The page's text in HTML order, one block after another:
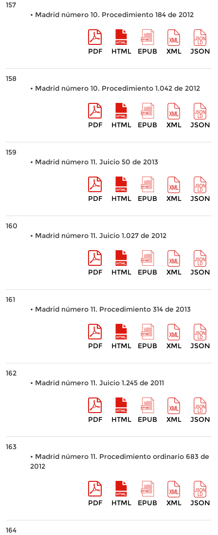
157
• Madrid número 10. Procedimiento 184 de 2012
PDF HTML EPUB XML JSON
158
• Madrid número 10. Procedimiento 1.042 de 2012
PDF HTML EPUB XML JSON
159
• Madrid número 11. Juicio 50 de 2013
PDF HTML EPUB XML JSON
160
• Madrid número 11. Juicio 1.027 de 2012
PDF HTML EPUB XML JSON
161
• Madrid número 11. Procedimiento 314 de 2013
PDF HTML EPUB XML JSON
162
• Madrid número 11. Juicio 1.245 de 2011
PDF HTML EPUB XML JSON
163
• Madrid número 11. Procedimiento ordinario 683 de
2012
PDF HTML EPUB XML JSON
164